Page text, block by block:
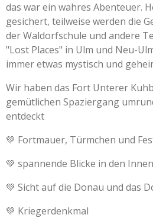
das war ein wahres Abenteuer.
gesichert, teilweise werden die
der Waldorfschule und andere
"Lost Places" in Ulm und Neu-
immer etwas mystisch und
Wir haben das Fort Unterer
gemütlichen Spaziergang
entdeckt
💚 Fortmauer, Türmchen und
💚 spannende Blicke in den
💚 Sicht auf die Donau und das
💚 Kriegerdenkmal